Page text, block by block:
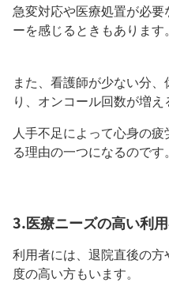
急変対応や医療処置が必
ーを感じるときもあります。
また、看護師が少ない分
り、オンコール回数が増え
人手不足によって心身の
る理由の一つになるのです。
3.医療ニーズの高い利
利用者には、退院直後の
度の高い方もいます。